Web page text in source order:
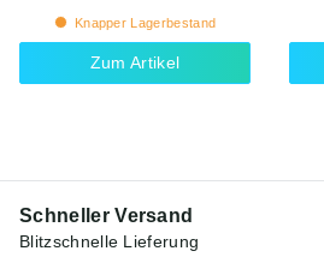
Knapper Lagerbestand
Zum Artikel
Schneller Versand
Blitzschnelle Lieferung